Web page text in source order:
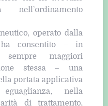
nell’ordinamento
operato dalla
consentito – in
maggiori
stessa – una
portata applicativa
nella
di trattamento,